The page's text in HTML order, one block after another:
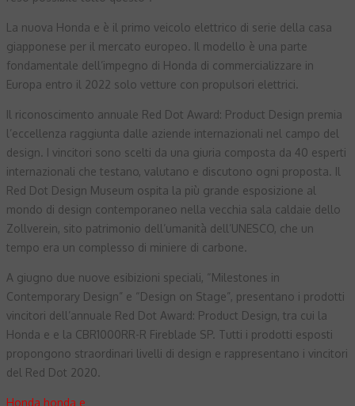
La nuova Honda e è il primo veicolo elettrico di serie della casa
giapponese per il mercato europeo. Il modello è una parte
fondamentale dell’impegno di Honda di commercializzare in
Europa entro il 2022 solo vetture con propulsori elettrici.
Il riconoscimento annuale Red Dot Award: Product Design premia
l’eccellenza raggiunta dalle aziende internazionali nel campo del
design. I vincitori sono scelti da una giuria composta da 40 esperti
internazionali che testano, valutano e discutono ogni proposta. Il
Red Dot Design Museum ospita la più grande esposizione al
mondo di design contemporaneo nella vecchia sala caldaie dello
Zollverein, sito patrimonio dell’umanità dell’UNESCO, che un
tempo era un complesso di miniere di carbone.
A giugno due nuove esibizioni speciali, “Milestones in
Contemporary Design” e “Design on Stage”, presentano i prodotti
vincitori dell’annuale Red Dot Award: Product Design, tra cui la
Honda e e la CBR1000RR-R Fireblade SP. Tutti i prodotti esposti
propongono straordinari livelli di design e rappresentano i vincitori
del Red Dot 2020.
Honda honda e